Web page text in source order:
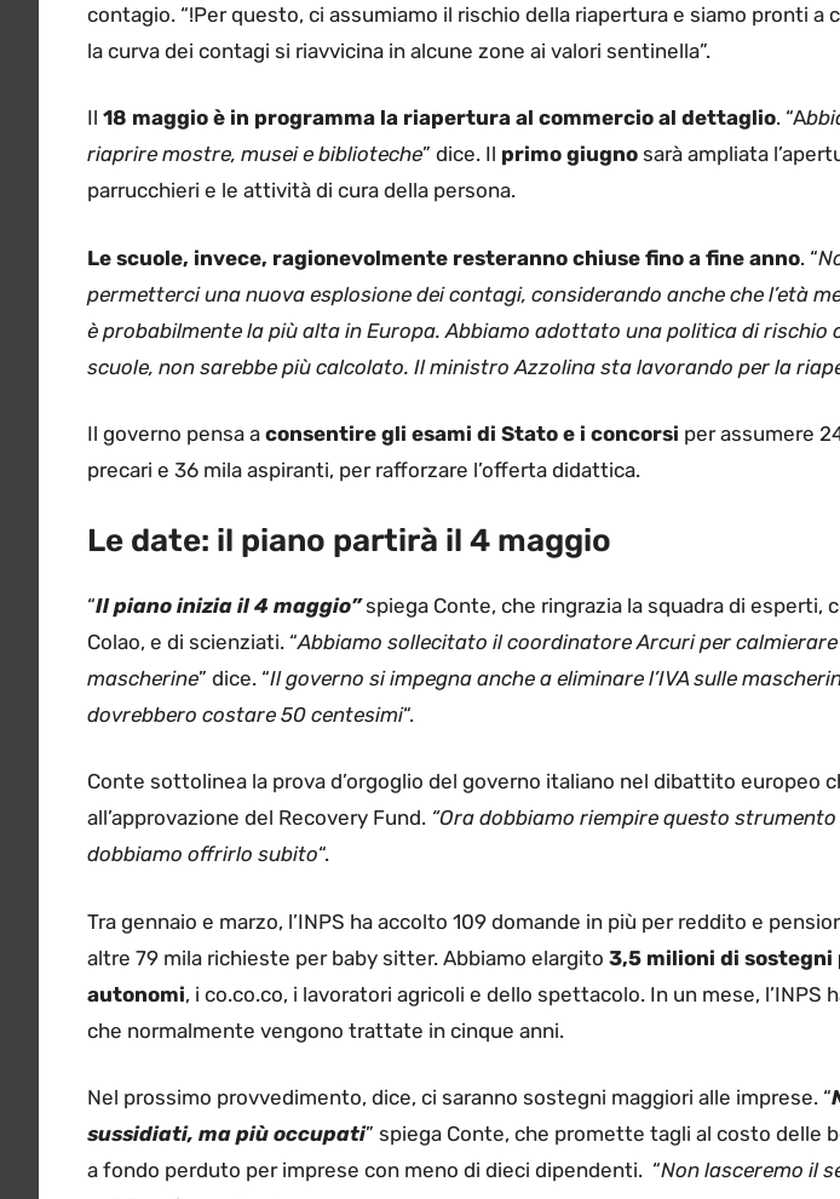
contagio. “!Per questo, ci assumiamo il rischio della riapertura e siamo pronti a
la curva dei contagi si riavvicina in alcune zone ai valori sentinella”.
Il 18 maggio è in programma la riapertura al commercio al dettaglio. “A
riaprire mostre, musei e biblioteche” dice. Il primo giugno sarà ampliata
parrucchieri e le attività di cura della persona.
Le scuole, invece, ragionevolmente resteranno chiuse fino a fine anno. “
permetterci una nuova esplosione dei contagi, considerando anche che l’età
è probabilmente la più alta in Europa. Abbiamo adottato una politica di rischio
scuole, non sarebbe più calcolato. Il ministro Azzolina sta lavorando per la
Il governo pensa a consentire gli esami di Stato e i concorsi per assumere
precari e 36 mila aspiranti, per rafforzare l’offerta didattica.
Le date: il piano partirà il 4 maggio
“Il piano inizia il 4 maggio”spiega Conte, che ringrazia la squadra di esperti,
Colao, e di scienziati. “Abbiamo sollecitato il coordinatore Arcuri per calmierare
mascherine” dice. “Il governo si impegna anche a eliminare l’IVA sulle
dovrebbero costare 50 centesimi“.
Conte sottolinea la prova d’orgoglio del governo italiano nel dibattito europeo
all’approvazione del Recovery Fund. “Ora dobbiamo riempire questo
dobbiamo offrirlo subito“.
Tra gennaio e marzo, l’INPS ha accolto 109 domande in più per reddito e
altre 79 mila richieste per baby sitter. Abbiamo elargito 3,5 milioni di
autonomi, i co.co.co, i lavoratori agricoli e dello spettacolo. In un mese, l’INPS
che normalmente vengono trattate in cinque anni.
Nel prossimo provvedimento, dice, ci saranno sostegni maggiori alle imprese. “
sussidiati, ma più occupati” spiega Conte, che promette tagli al costo delle
a fondo perduto per imprese con meno di dieci dipendenti. “Non lasceremo il